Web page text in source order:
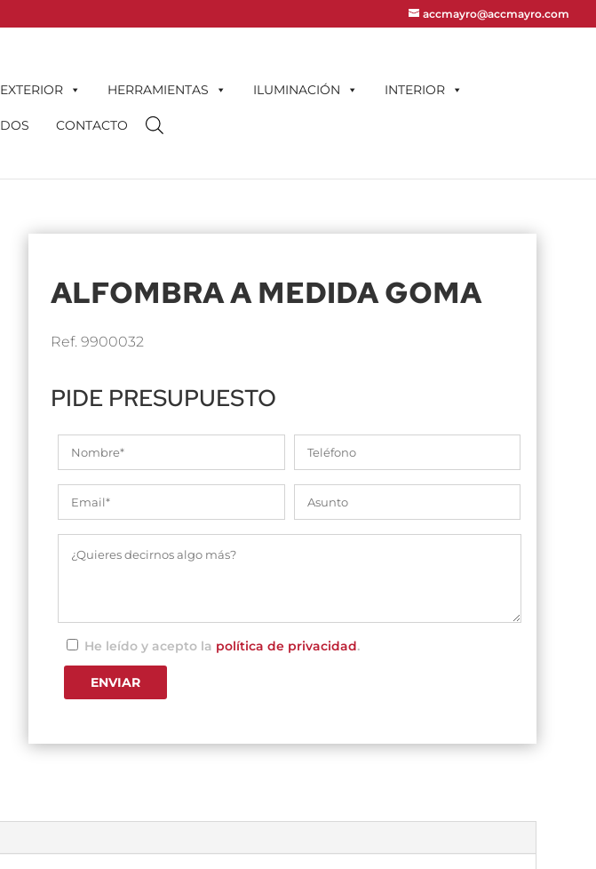
accmayro@accmayro.com
EXTERIOR HERRAMIENTAS ILUMINACIÓN INTERIOR
CONTACTO
ALFOMBRA A MEDIDA GOMA
Ref. 9900032
PIDE PRESUPUESTO
He leído y acepto la política de privacidad.